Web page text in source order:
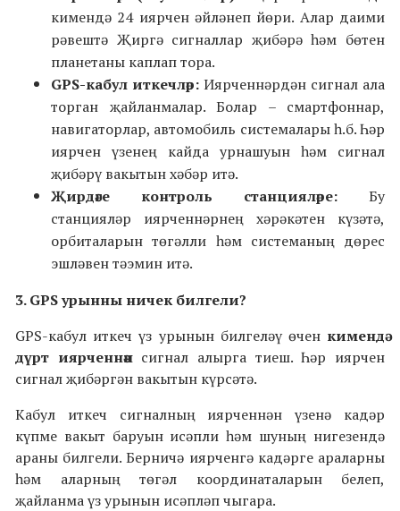
кимендә 24 иярчен әйләнеп йөри. Алар даими
рәвештә Җиргә сигналлар җибәрә һәм бөтен
планетаны каплап тора.
GPS-кабул иткечләр: Иярченнәрдән сигнал ала
торган җайланмалар. Болар – смартфоннар,
навигаторлар, автомобиль системалары һ.б. Һәр
иярчен үзенең кайда урнашуын һәм сигнал
җибәрү вакытын хәбәр итә.
Җирдәге контроль станцияләре: Бу
станцияләр иярченнәрнең хәрәкәтен күзәтә,
орбиталарын төгәлли һәм системаның дөрес
эшләвен тәэмин итә.
3. GPS урынны ничек билгели?
GPS-кабул иткеч үз урынын билгеләү өчен кимендә
дүрт иярченнәнсигнал алырга тиеш. Һәр иярчен
сигнал җибәргән вакытын күрсәтә.
Кабул иткеч сигналның иярченнән үзенә кадәр
күпме вакыт баруын исәпли һәм шуның нигезендә
араны билгели. Берничә иярченгә кадәрге араларны
һәм аларның төгәл координаталарын белеп,
җайланма үз урынын исәпләп чыгара.